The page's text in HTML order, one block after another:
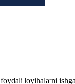
loyihalarni